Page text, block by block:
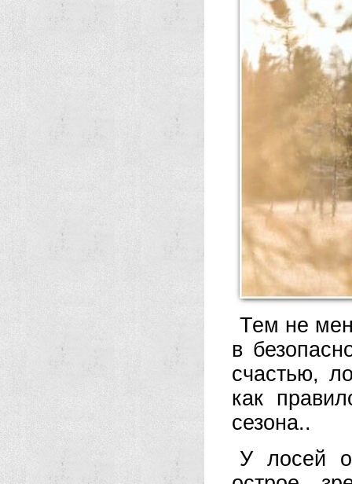
Тем не
в
счастью,
как
сезона..
У лосей